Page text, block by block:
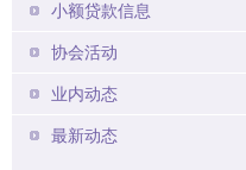
小额贷款信息
协会活动
业内动态
最新动态